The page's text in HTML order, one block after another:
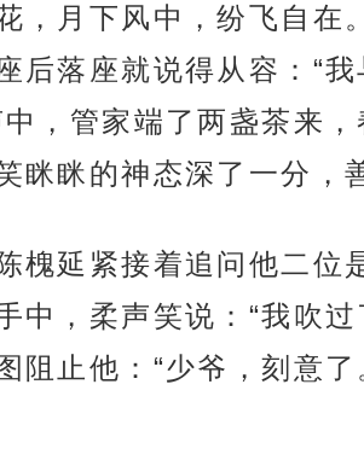
，月下风中，纷飞自在
落座就说得从容：“
，管家端了两盏茶来
眯的神态深了一分，
槐延紧接着追问他二位
中，柔声笑说：“我吹
止他：“少爷，刻意